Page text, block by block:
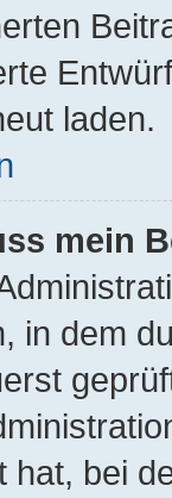
laden.
mein
in dem
hat, bei